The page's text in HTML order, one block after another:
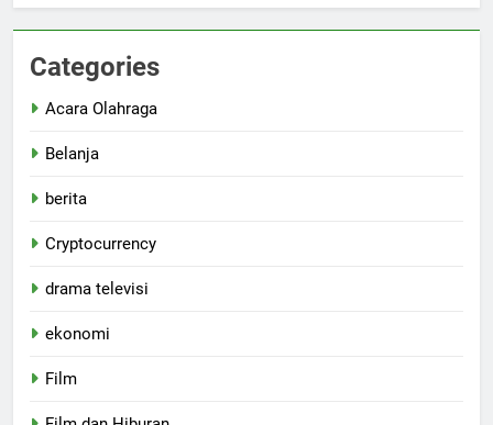
Categories
Acara Olahraga
Belanja
berita
Cryptocurrency
drama televisi
ekonomi
Film